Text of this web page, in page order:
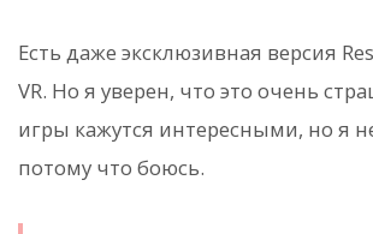
Есть даже эксклюзивная версия
VR. Но я уверен, что это очень
игры кажутся интересными, но я
потому что боюсь.